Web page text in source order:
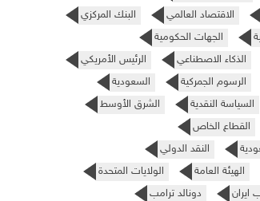
الاقتصاد العالمي
البنك المركزي
الجهات الحكومية
الذكاء الاصطناعي
الرئيس الأمريكي
الرسوم الجمركية
السعودية
السياسة النقدية
الشرق الأوسط
القطاع الخاص
النقد الدولي
الهيئة العامة
الولايات المتحدة
ايران
دونالد ترامب